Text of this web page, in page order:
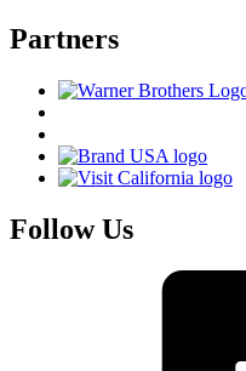
Partners
Follow Us